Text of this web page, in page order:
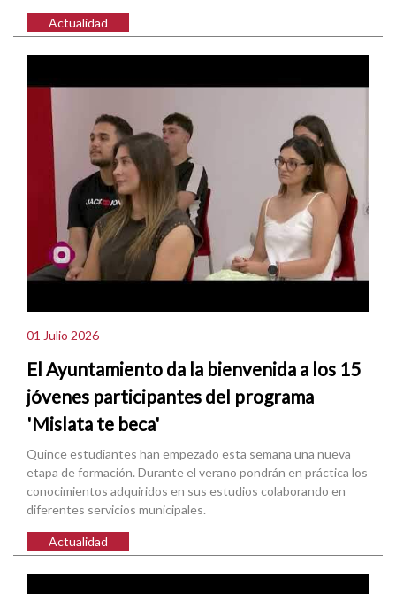
Actualidad
01 Julio 2026
El Ayuntamiento da la bienvenida a los 15
jóvenes participantes del programa
'Mislata te beca'
Quince estudiantes han empezado esta semana una nueva
etapa de formación. Durante el verano pondrán en práctica los
conocimientos adquiridos en sus estudios colaborando en
diferentes servicios municipales.
Actualidad